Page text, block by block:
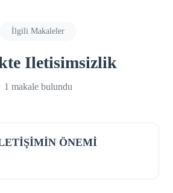
İlgili Makaleler
Iletisimsizlik
1 makale bulundu
ÖNEMİ